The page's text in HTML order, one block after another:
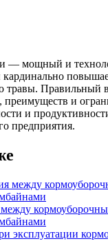
— мощный и
травы. Правильный
и
и
предприятия.
между